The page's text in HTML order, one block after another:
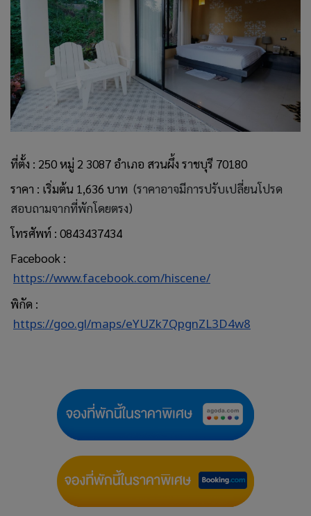
ที่ตั้ง : 250 หมู่ 2 3087 อำเภอ สวนผึ้ง ราชบุรี 70180
ราคา : เริ่มต้น 1,636 บาท (ราคาอาจมีการปรับเปลี่ยนโปรด
สอบถามจากที่พักโดยตรง)
โทรศัพท์ : 0843437434
Facebook :
https://www.facebook.com/hiscene/
พิกัด :
https://goo.gl/maps/eYUZk7QpgnZL3D4w8